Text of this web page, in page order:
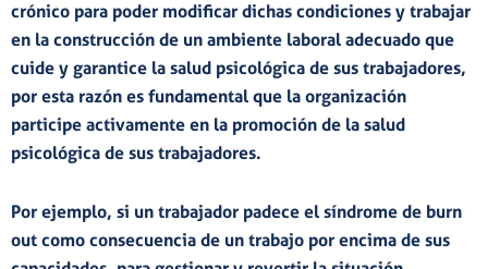
crónico para poder modificar dichas condiciones y trabajar
en la construcción de un ambiente laboral adecuado que
cuide y garantice la salud psicológica de sus trabajadores,
por esta razón es fundamental que la organización
participe activamente en la promoción de la salud
psicológica de sus trabajadores.
Por ejemplo, si un trabajador padece el síndrome de burn
out como consecuencia de un trabajo por encima de sus